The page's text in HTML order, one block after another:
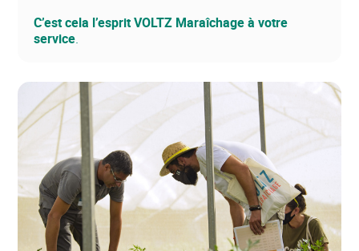
C’est cela l’esprit VOLTZ Maraîchage à votre
service.